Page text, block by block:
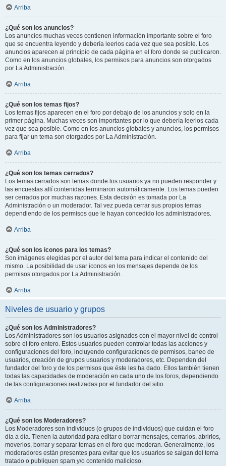
Arriba
¿Qué son los anuncios?
Los anuncios muchas veces contienen información importante sobre el foro
que se encuentra leyendo y debería leerlos cada vez que sea posible. Los
anuncios aparecen al principio de cada página en el foro donde se publicaron.
Como en los anuncios globales, los permisos para anuncios son otorgados
por La Administración.
Arriba
¿Qué son los temas fijos?
Los temas fijos aparecen en el foro por debajo de los anuncios y solo en la
primer página. Muchas veces son importantes por lo que debería leerlos cada
vez que sea posible. Como en los anuncios globales y anuncios, los permisos
para fijar un tema son otorgados por La Administración.
Arriba
¿Qué son los temas cerrados?
Los temas cerrados son temas donde los usuarios ya no pueden responder y
las encuestas allí contenidas terminaron automáticamente. Los temas pueden
ser cerrados por muchas razones. Esta decisión es tomada por La
Administración o un moderador. Tal vez pueda cerrar sus propios temas
dependiendo de los permisos que le hayan concedido los administradores.
Arriba
¿Qué son los iconos para los temas?
Son imágenes elegidas por el autor del tema para indicar el contenido del
mismo. La posibilidad de usar iconos en los mensajes depende de los
permisos otorgados por La Administración.
Arriba
Niveles de usuario y grupos
¿Qué son los Administradores?
Los Administradores son los usuarios asignados con el mayor nivel de control
sobre el foro entero. Estos usuarios pueden controlar todas las acciones y
configuraciones del foro, incluyendo configuraciones de permisos, baneo de
usuarios, creación de grupos usuarios y moderadores, etc. Dependen del
fundador del foro y de los permisos que éste les ha dado. Ellos también tienen
todas las capacidades de moderación en cada uno de los foros, dependiendo
de las configuraciones realizadas por el fundador del sitio.
Arriba
¿Qué son los Moderadores?
Los Moderadores son individuos (o grupos de individuos) que cuidan el foro
día a día. Tienen la autoridad para editar o borrar mensajes, cerrarlos, abrirlos,
moverlos, borrar y separar temas en el foro que moderan. Generalmente, los
moderadores están presentes para evitar que los usuarios se salgan del tema
tratado o publiquen spam y/o contenido malicioso.